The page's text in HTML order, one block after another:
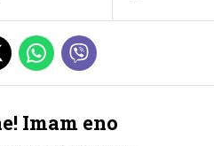
Imam eno